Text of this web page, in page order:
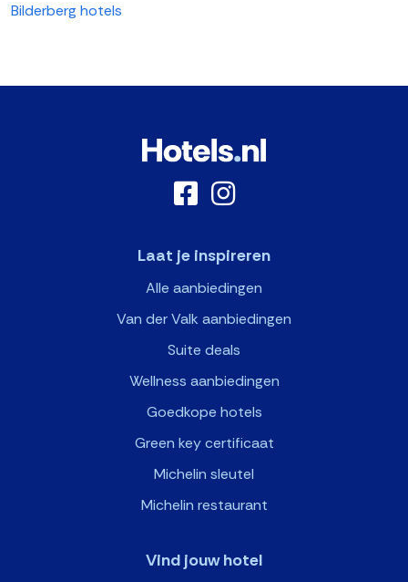
Bilderberg hotels
Laat je inspireren
Alle aanbiedingen
Van der Valk aanbiedingen
Suite deals
Wellness aanbiedingen
Goedkope hotels
Green key certificaat
Michelin sleutel
Michelin restaurant
Vind jouw hotel